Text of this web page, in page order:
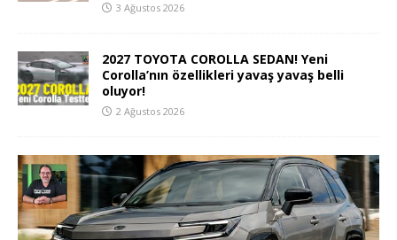
3 Ağustos 2026
2027 TOYOTA COROLLA SEDAN! Yeni
Corolla’nın özellikleri yavaş yavaş belli
oluyor!
2 Ağustos 2026